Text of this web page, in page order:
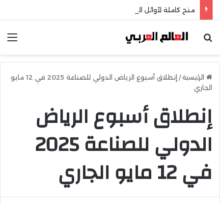
منح كاملة لأوائل الثانوية بـ GUC و GIU تابع التفاصيل
بحث عن
الرئيسية/
إنطلاق أسبوع الرياض الدولي للصناعة 2025 في 12 مايو
الجاري
إنطلاق أسبوع الرياض
الدولي للصناعة 2025
في 12 مايو الجاري